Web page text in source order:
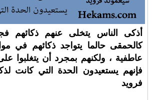
أذكى الناس يتخلى عنهم ذكائهم
كالحمقى حالما يتواجد ذكائهم في
عاطفية ، ولكنهم بمجرد أن يتغلبوا
فإنهم يستعيدون الحدة التي كانت
فرويد